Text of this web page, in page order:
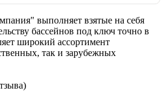
выполняет взятые на себя
бассейнов под ключ точно в
широкий ассортимент
так и зарубежных